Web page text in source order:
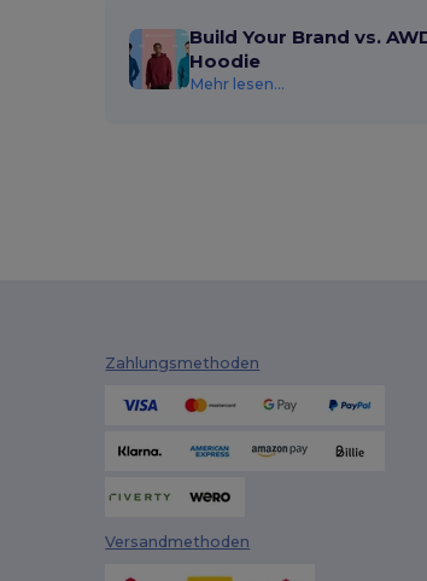
Build Your Brand vs.
Hoodie
Mehr lesen...
Zahlungsmethoden
Versandmethoden